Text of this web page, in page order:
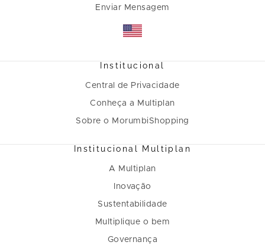
Enviar Mensagem
Institucional
Central de Privacidade
Conheça a Multiplan
Sobre o MorumbiShopping
Institucional Multiplan
A Multiplan
Inovação
Sustentabilidade
Multiplique o bem
Governança